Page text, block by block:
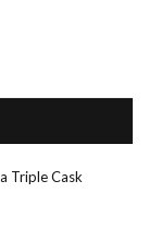
Triple Cask